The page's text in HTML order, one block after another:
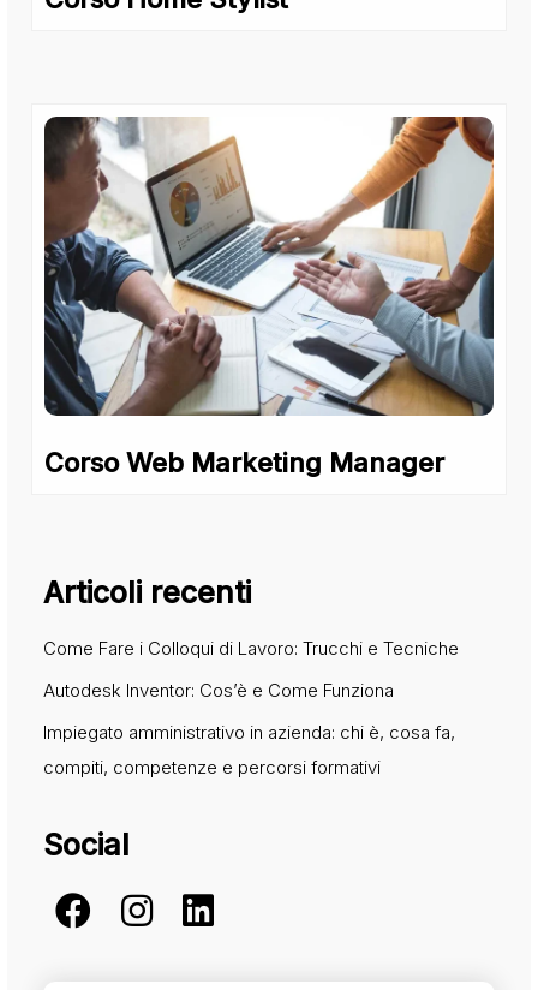
Corso Web Marketing Manager
Articoli recenti
Come Fare i Colloqui di Lavoro: Trucchi e Tecniche
Autodesk Inventor: Cos’è e Come Funziona
Impiegato amministrativo in azienda: chi è, cosa fa,
compiti, competenze e percorsi formativi
Social